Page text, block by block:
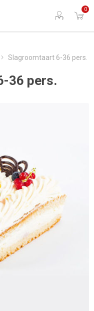
0
Slagroomtaart 6-36 pers.
36 pers.